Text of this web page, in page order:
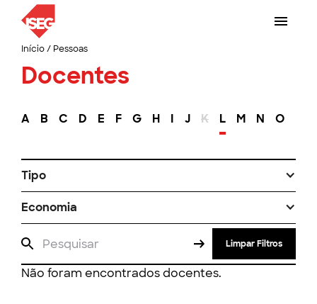
Início/ Pessoas
Docentes
A B C D E F G H I J K L M N O
Tipo
Economia
Limpar Filtros
Não foram encontrados docentes.